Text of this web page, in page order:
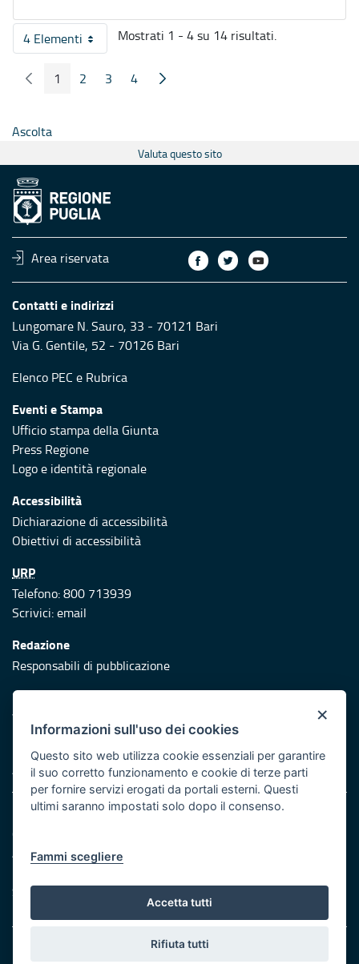
4 ElementiPer pagina
Mostrati 1 - 4 su 14 risultati.
Pagina Precedente
Pagina
1 Pagina
2 Pagina
3 Pagina
4 Pagina Seguente
Ascolta
Valuta questo sito
Area riservata
Contatti e indirizzi
Lungomare N. Sauro, 33 - 70121 Bari
Via G. Gentile, 52 - 70126 Bari
Elenco PEC e Rubrica
Eventi e Stampa
Ufficio stampa della Giunta
Press Regione
Logo e identità regionale
Accessibilità
Dichiarazione di accessibilità
Obiettivi di accessibilità
URP
Telefono: 800 713939
Scrivici:email
Redazione
Responsabili di pubblicazione
Protezione civile
Vai al sito di Protezione Civile Puglia
Iniziativa finanziata con risorse del POR Puglia 2014/2020 -
Asse XI
Note legali
Cookie e privacy
Atti di notifica
Servizi Intranet
© Regione Puglia
×
Informazioni sull'uso dei cookies
Questo sito web utilizza cookie essenziali per garantire
il suo corretto funzionamento e cookie di terze parti
per fornire servizi erogati da portali esterni. Questi
ultimi saranno impostati solo dopo il consenso.
Fammi scegliere
Accetta tutti
Rifiuta tutti